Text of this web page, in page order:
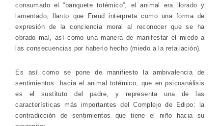
consumado el “banquete totémico”, el animal era llorado y
lamentado, llanto que Freud interpreta como una forma de
expresión de la conciencia moral al reconocer que se ha
obrado mal, así como una manera de manifestar el miedo a
las consecuencias por haberlo hecho (miedo a la retaliación).
Es así como se pone de manifiesto la ambivalencia de
sentimientos hacia el animal totémico, que en psicoanálisis
es el sustituto del padre, y representa una de las
características más importantes del Complejo de Edipo: la
contradicción de sentimientos que tiene el niño hacia su